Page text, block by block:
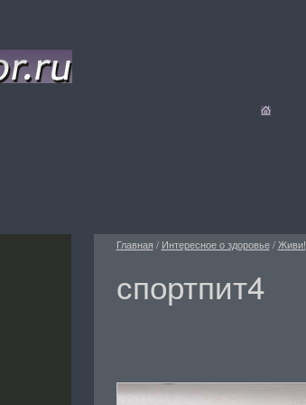
Главная / Интересное о здоровье/Живи!
спортпит4